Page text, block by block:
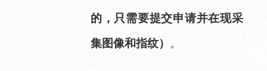
的，只需要提交申请并在现采
集图像和指纹） 。